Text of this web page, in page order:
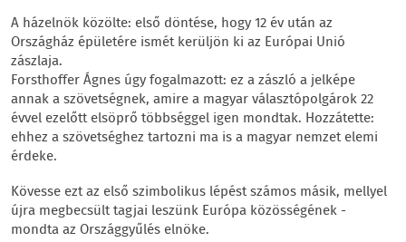
A házelnök közölte: első döntése, hogy 12 év után az
Országház épületére ismét kerüljön ki az Európai Unió
zászlaja.
Forsthoffer Ágnes úgy fogalmazott: ez a zászló a jelképe
annak a szövetségnek, amire a magyar választópolgárok 22
évvel ezelőtt elsöprő többséggel igen mondtak. Hozzátette:
ehhez a szövetséghez tartozni ma is a magyar nemzet elemi
érdeke.
Kövesse ezt az első szimbolikus lépést számos másik, mellyel
újra megbecsült tagjai leszünk Európa közösségének -
mondta az Országgyűlés elnöke.